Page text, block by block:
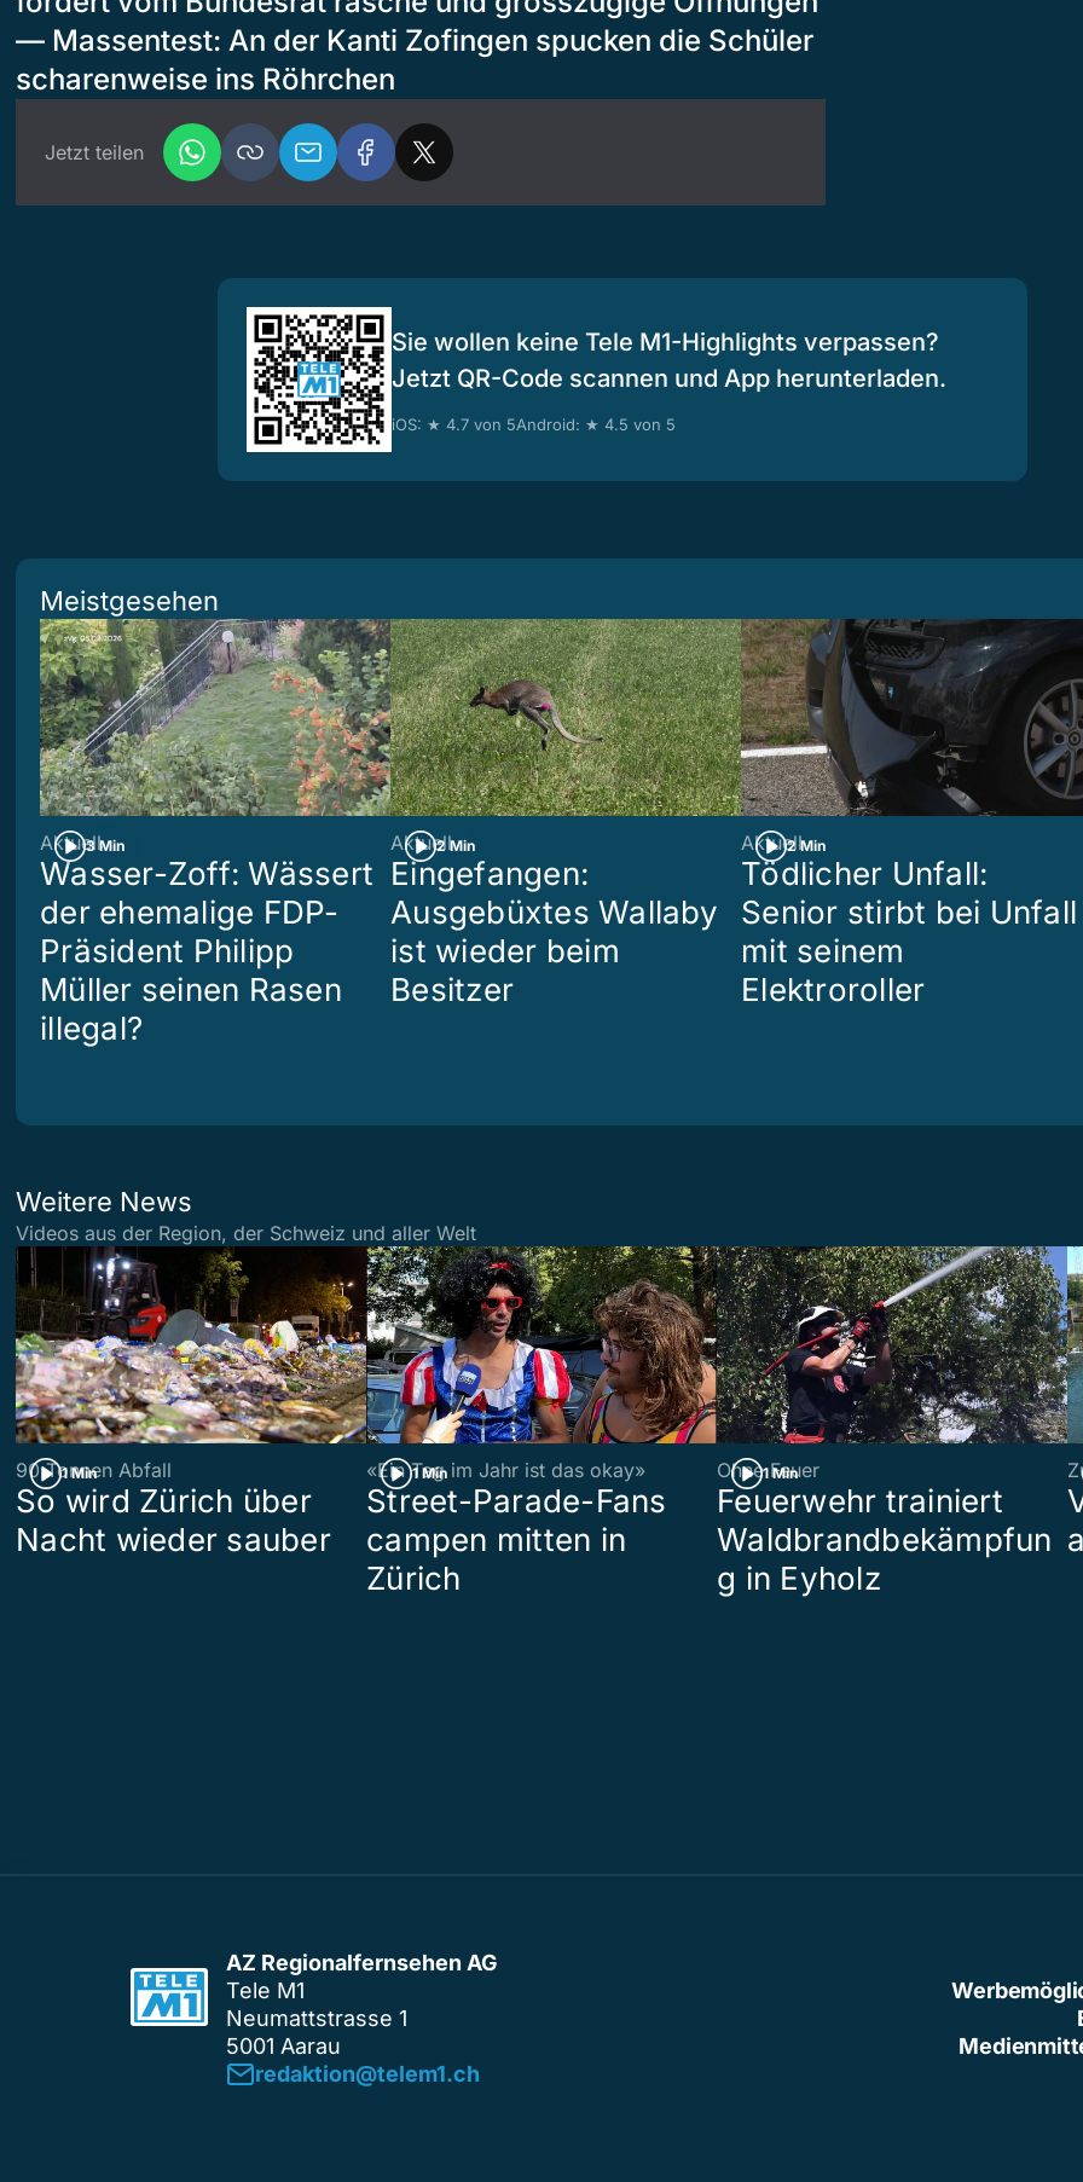
— Massentest: An der Kanti Zofingen spucken die Schüler
scharenweise ins Röhrchen
Jetzt teilen
Sie wollen keine Tele M1-Highlights verpassen?
Jetzt QR-Code scannen und App herunterladen.
iOS: ★ 4.7 von 5Android: ★ 4.5 von 5
Meistgesehen
3 Min
Aktuell
Wasser-Zoff: Wässert
der ehemalige FDP-
Präsident Philipp
Müller seinen Rasen
illegal?
2 Min
Aktuell
Eingefangen:
Ausgebüxtes Wallaby
ist wieder beim
Besitzer
2 Min
Aktuell
Tödlicher Unfall:
Senior stirbt bei Unfall
mit seinem
Elektroroller
Weitere News
Videos aus der Region, der Schweiz und aller Welt
1 Min
90 Tonnen Abfall
So wird Zürich über
Nacht wieder sauber
1 Min
«Ein Tag im Jahr ist das okay»
Street-Parade-Fans
campen mitten in
Zürich
1 Min
Ohne Feuer
Feuerwehr trainiert
Waldbrandbekämpfun
g in Eyholz
AZ Regionalfernsehen AG
Tele M1
Neumattstrasse 1
5001 Aarau
redaktion@telem1.ch